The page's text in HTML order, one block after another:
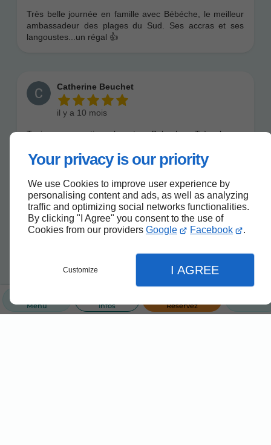
Your privacy is our priority
We use Cookies to improve user experience by
personalising content and ads, as well as analyzing
traffic and optimizing social networks functionalities.
By clicking "I Agree" you consent to the use of
Cookies from our providers Google Facebook .
Customize I AGREE
Menu Infos Réservez